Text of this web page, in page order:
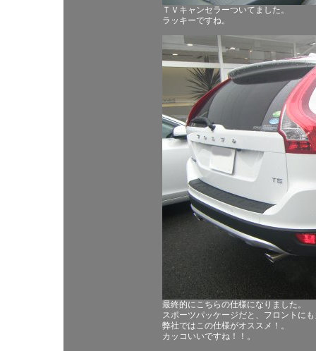
ＴＶキャンセラーついてました。
ラッキーですね。
最終的にこちらの仕様になりました。
スポーツパッケージだと、フロントに
弊社ではこの仕様がオススメ！。
カッコいいですね！！。